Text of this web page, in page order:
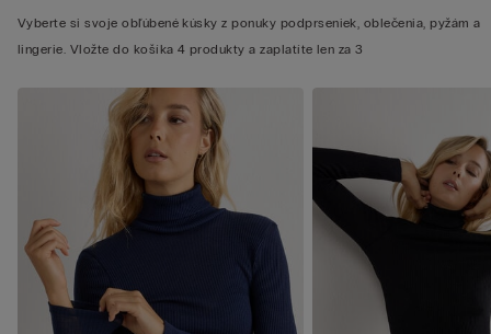
Vyberte si svoje obľúbené kúsky z ponuky podprseniek, oblečenia, pyžám a
lingerie. Vložte do košíka 4 produkty a zaplatíte len za 3